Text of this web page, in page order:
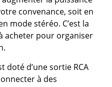
convenance, soit en
mode stéréo. C’est la
acheter pour organiser
doté d’une sortie RCA
à des